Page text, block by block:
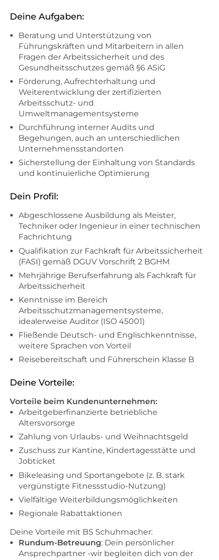
Deine Aufgaben:
Beratung und Unterstützung von
Führungskräften und Mitarbeitern in allen
Fragen der Arbeitssicherheit und des
Gesundheitsschutzes gemäß §6 ASiG
Förderung, Aufrechterhaltung und
Weiterentwicklung der zertifizierten
Arbeitsschutz- und
Umweltmanagementsysteme
Durchführung interner Audits und
Begehungen, auch an unterschiedlichen
Unternehmensstandorten
Sicherstellung der Einhaltung von Standards
und kontinuierliche Optimierung
Dein Profil:
Abgeschlossene Ausbildung als Meister,
Techniker oder Ingenieur in einer technischen
Fachrichtung
Qualifikation zur Fachkraft für Arbeitssicherheit
(FASI) gemäß DGUV Vorschrift 2 BGHM
Mehrjährige Berufserfahrung als Fachkraft für
Arbeitssicherheit
Kenntnisse im Bereich
Arbeitsschutzmanagementsysteme,
idealerweise Auditor (ISO 45001)
Fließende Deutsch- und Englischkenntnisse,
weitere Sprachen von Vorteil
Reisebereitschaft und Führerschein Klasse B
Deine Vorteile:
Vorteile beim Kundenunternehmen:
Arbeitgeberfinanzierte betriebliche
Altersvorsorge
Zahlung von Urlaubs- und Weihnachtsgeld
Zuschuss zur Kantine, Kindertagesstätte und
Jobticket
Bikeleasing und Sportangebote (z. B. stark
vergünstigte Fitnessstudio-Nutzung)
Vielfältige Weiterbildungsmöglichkeiten
Regionale Rabattaktionen
Deine Vorteile mit BS Schuhmacher:
Rundum-Betreuung: Dein persönlicher
Ansprechpartner -wir begleiten dich von der